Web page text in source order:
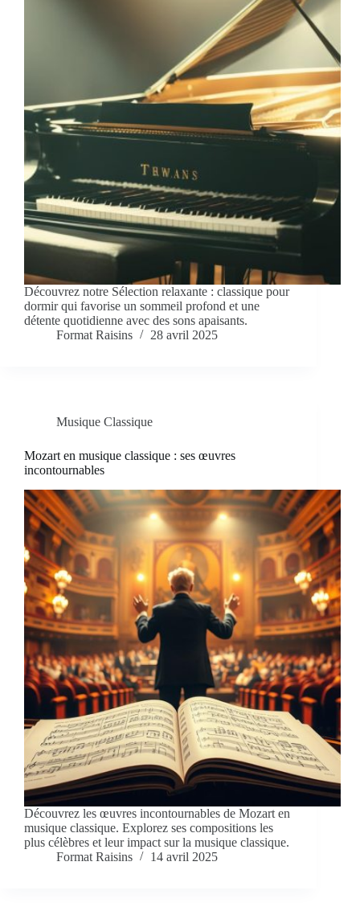
Découvrez notre Sélection relaxante : classique pour
dormir qui favorise un sommeil profond et une
détente quotidienne avec des sons apaisants.
Format Raisins
28 avril 2025
Musique Classique
Mozart en musique classique : ses œuvres
incontournables
Découvrez les œuvres incontournables de Mozart en
musique classique. Explorez ses compositions les
plus célèbres et leur impact sur la musique classique.
Format Raisins
14 avril 2025